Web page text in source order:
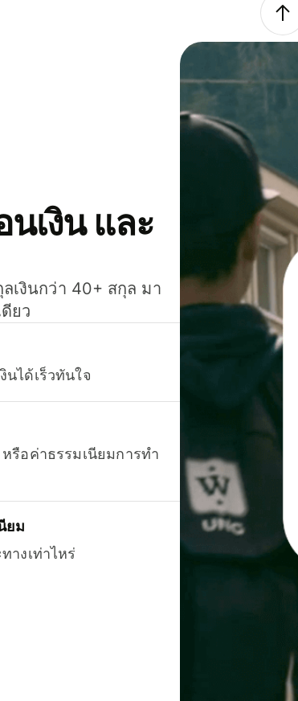
เงิน และ
เงินกว่า 40+ สกุล มา
ยว
นได้เร็วทันใจ
รือค่าธรรมเนียมการทำ
ยม
างเท่าไหร่